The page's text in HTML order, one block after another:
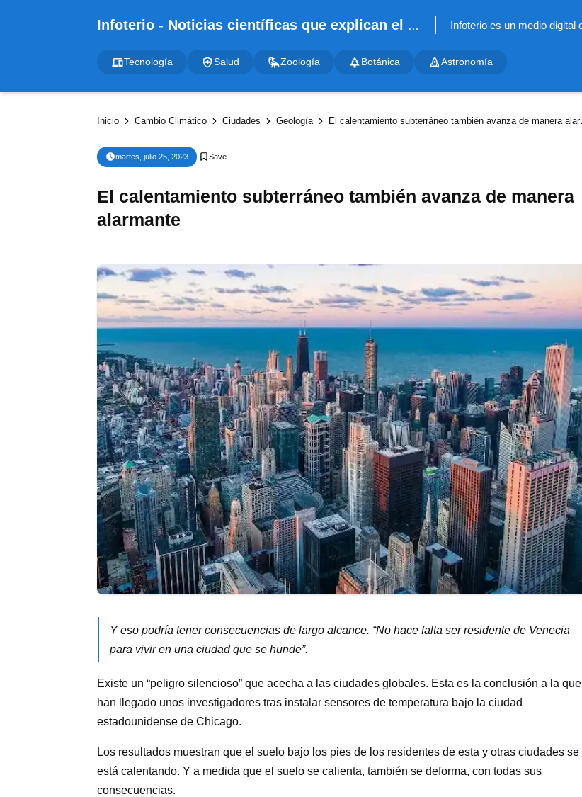
Infoterio - Noticias científicas que explican el mundo
Tecnología Salud Zoología Botánica Astronomía
Inicio Cambio Climático Ciudades Geología El calentamiento subterráneo también avanza de manera alarmante
martes, julio 25, 2023
El calentamiento subterráneo también avanza de manera
alarmante
Y eso podría tener consecuencias de largo alcance. “No hace falta ser residente de Venecia
para vivir en una ciudad que se hunde”.
Existe un “peligro silencioso” que acecha a las ciudades globales. Esta es la conclusión a la que
han llegado unos investigadores tras instalar sensores de temperatura bajo la ciudad
estadounidense de Chicago.
Los resultados muestran que el suelo bajo los pies de los residentes de esta y otras ciudades se
está calentando. Y a medida que el suelo se calienta, también se deforma, con todas sus
consecuencias.